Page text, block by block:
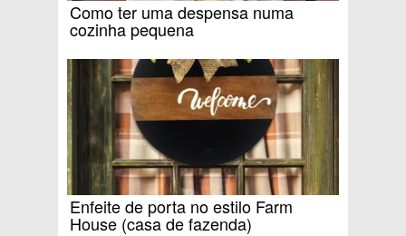
Como ter uma despensa numa
cozinha pequena
Enfeite de porta no estilo Farm
House (casa de fazenda)